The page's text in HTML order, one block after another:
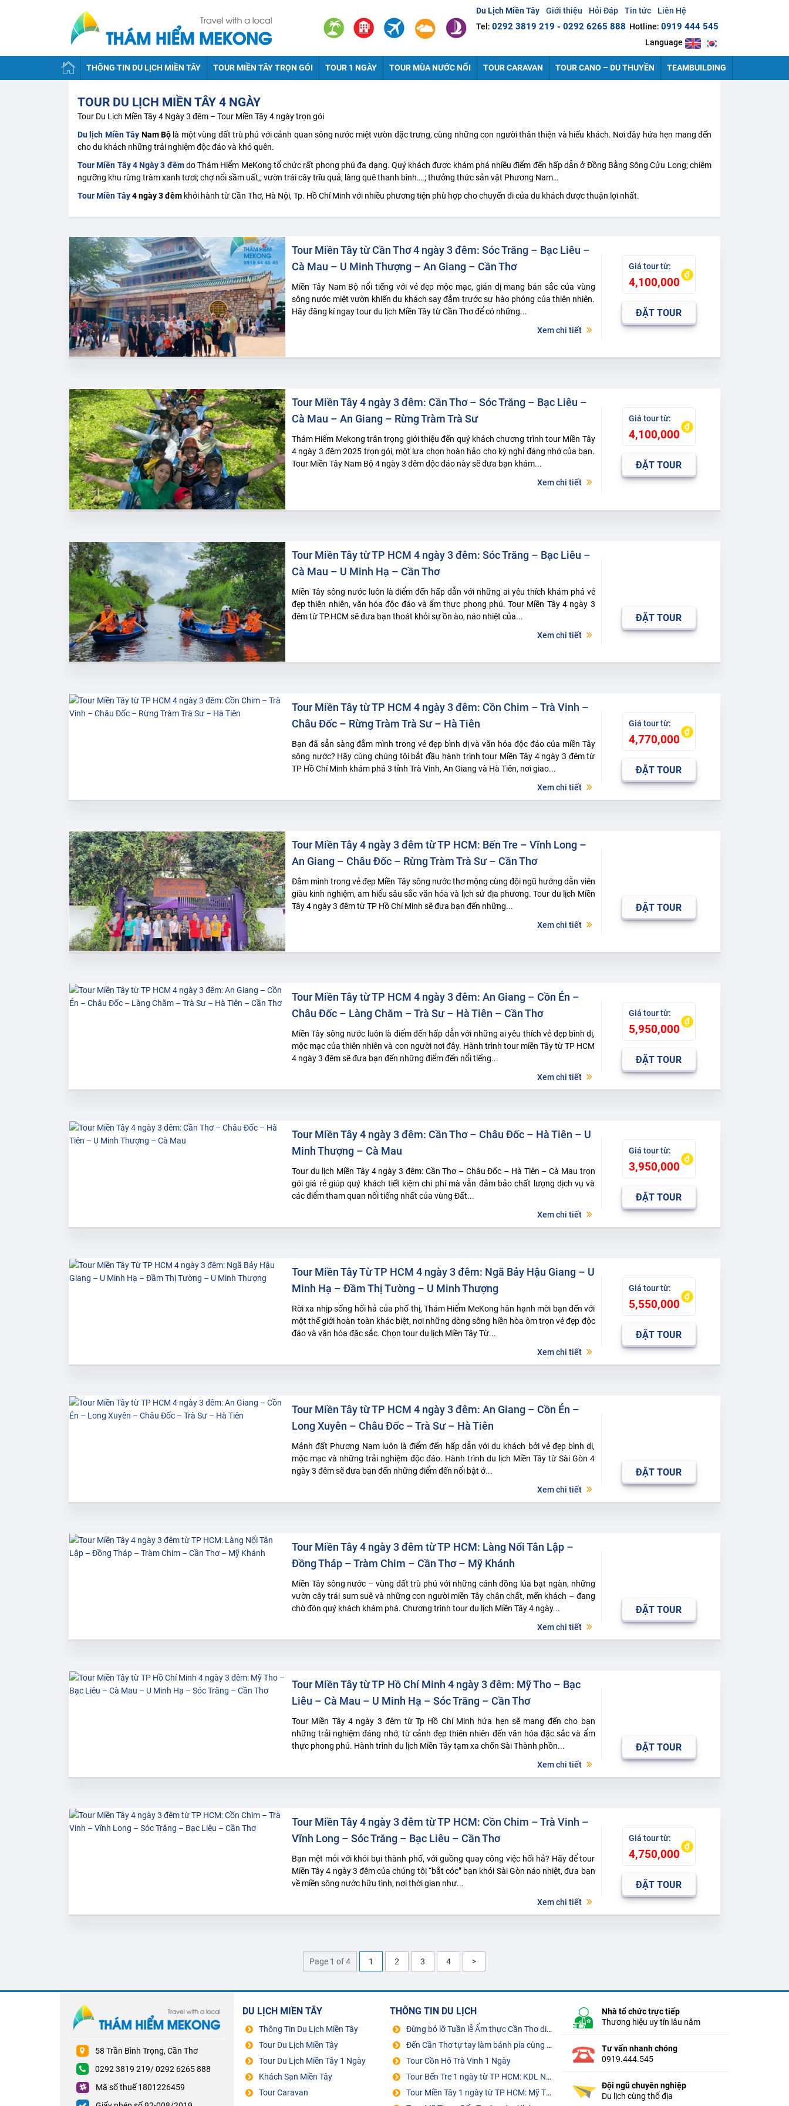
Du Lịch Miền Tây Giới thiệu Hỏi Đáp Tin tức
Liên Hệ
Tel: 0292 3819 219 - 0292 6265 888 Hotline: 0919 444 545
Language
THÔNG TIN DU LỊCH MIỀN TÂY TOUR MIỀN TÂY TRỌN GÓI TOUR 1 NGÀY TOUR MÙA NƯỚC NỔI TOUR CARAVAN TOUR CANO – DU THUYỀN TEAMBUILDING
TOUR DU LỊCH MIỀN TÂY 4 NGÀY
Tour Du Lịch Miền Tây 4 Ngày 3 đêm – Tour Miền Tây 4 ngày trọn gói
Du lịch Miền Tây Nam Bộ là một vùng đất trù phú với cảnh quan sông nước miệt vườn đặc trưng, cùng những con người thân thiện và hiếu khách. Nơi đây hứa hẹn mang đến
cho du khách những trải nghiệm độc đáo và khó quên.
Tour Miền Tây 4 Ngày 3 đêmdo Thám Hiểm MeKong tổ chức rất phong phú đa dạng. Quý khách được khám phá nhiều điểm đến hấp dẫn ở Đồng Bằng Sông Cửu Long; chiêm
ngưỡng khu rừng tràm xanh tươi; chợ nổi sầm uất,; vườn trái cây trĩu quả; làng quê thanh bình….; thưởng thức sản vật Phương Nam…
Tour Miền Tây4 ngày 3 đêm khởi hành từ Cần Thơ, Hà Nội, Tp. Hồ Chí Minh với nhiều phương tiện phù hợp cho chuyến đi của du khách được thuận lợi nhất.
Tour Miền Tây từ Cần Thơ 4 ngày 3 đêm: Sóc Trăng – Bạc Liêu –
Cà Mau – U Minh Thượng – An Giang – Cần Thơ
Miền Tây Nam Bộ nổi tiếng với vẻ đẹp mộc mạc, giản dị mang bản sắc của vùng
sông nước miệt vườn khiến du khách say đắm trước sự hào phóng của thiên nhiên.
Hãy đăng kí ngay tour du lịch Miền Tây từ Cần Thơ để có những...
Xem chi tiết
ĐẶT TOUR
4,100,000
Tour Miền Tây 4 ngày 3 đêm: Cần Thơ – Sóc Trăng – Bạc Liêu –
Cà Mau – An Giang – Rừng Tràm Trà Sư
Thám Hiểm Mekong trân trọng giới thiệu đến quý khách chương trình tour Miền Tây
4 ngày 3 đêm 2025 trọn gói, một lựa chọn hoàn hảo cho kỳ nghỉ đáng nhớ của bạn.
Tour Miền Tây Nam Bộ 4 ngày 3 đêm độc đáo này sẽ đưa bạn khám...
Xem chi tiết
ĐẶT TOUR
4,100,000
Tour Miền Tây từ TP HCM 4 ngày 3 đêm: Sóc Trăng – Bạc Liêu –
Cà Mau – U Minh Hạ – Cần Thơ
Miền Tây sông nước luôn là điểm đến hấp dẫn với những ai yêu thích khám phá vẻ
đẹp thiên nhiên, văn hóa độc đáo và ẩm thực phong phú. Tour Miền Tây 4 ngày 3
đêm từ TP.HCM sẽ đưa bạn thoát khỏi sự ồn ào, náo nhiệt của...
Xem chi tiết
ĐẶT TOUR
Tour Miền Tây từ TP HCM 4 ngày 3 đêm: Cồn Chim – Trà Vinh –
Châu Đốc – Rừng Tràm Trà Sư – Hà Tiên
Bạn đã sẵn sàng đắm mình trong vẻ đẹp bình dị và văn hóa độc đáo của miền Tây
sông nước? Hãy cùng chúng tôi bắt đầu hành trình tour Miền Tây 4 ngày 3 đêm từ
TP Hồ Chí Minh khám phá 3 tỉnh Trà Vinh, An Giang và Hà Tiên, nơi giao...
Xem chi tiết
ĐẶT TOUR
4,770,000
Tour Miền Tây 4 ngày 3 đêm từ TP HCM: Bến Tre – Vĩnh Long –
An Giang – Châu Đốc – Rừng Tràm Trà Sư – Cần Thơ
Đắm mình trong vẻ đẹp Miền Tây sông nước thơ mộng cùng đội ngũ hướng dẫn viên
giàu kinh nghiệm, am hiểu sâu sắc văn hóa và lịch sử địa phương. Tour du lịch Miền
Tây 4 ngày 3 đêm từ TP Hồ Chí Minh sẽ đưa bạn đến những...
Xem chi tiết
ĐẶT TOUR
Tour Miền Tây từ TP HCM 4 ngày 3 đêm: An Giang – Cồn Én –
Châu Đốc – Làng Chăm – Trà Sư – Hà Tiên – Cần Thơ
Miền Tây sông nước luôn là điểm đến hấp dẫn với những ai yêu thích vẻ đẹp bình dị,
mộc mạc của thiên nhiên và con người nơi đây. Hành trình tour miền Tây từ TP HCM
4 ngày 3 đêm sẽ đưa bạn đến những điểm đến nổi tiếng...
Xem chi tiết
ĐẶT TOUR
5,950,000
Tour Miền Tây 4 ngày 3 đêm: Cần Thơ – Châu Đốc – Hà Tiên – U
Minh Thượng – Cà Mau
Tour du lịch Miền Tây 4 ngày 3 đêm: Cần Thơ – Châu Đốc – Hà Tiên – Cà Mau trọn
gói giá rẻ giúp quý khách tiết kiệm chi phí mà vẫn đảm bảo chất lượng dịch vụ và
các điểm tham quan nổi tiếng nhất của vùng Đất...
Xem chi tiết
ĐẶT TOUR
3,950,000
Tour Miền Tây Từ TP HCM 4 ngày 3 đêm: Ngã Bảy Hậu Giang – U
Minh Hạ – Đầm Thị Tường – U Minh Thượng
Rời xa nhịp sống hối hả của phố thị, Thám Hiểm MeKong hân hạnh mời bạn đến với
một thế giới hoàn toàn khác biệt, nơi những dòng sông hiền hòa ôm trọn vẻ đẹp độc
đáo và văn hóa đặc sắc. Chọn tour du lịch Miền Tây Từ...
Xem chi tiết
ĐẶT TOUR
5,550,000
Tour Miền Tây từ TP HCM 4 ngày 3 đêm: An Giang – Cồn Én –
Long Xuyên – Châu Đốc – Trà Sư – Hà Tiên
Mảnh đất Phương Nam luôn là điểm đến hấp dẫn với du khách bởi vẻ đẹp bình dị,
mộc mạc và những trải nghiệm độc đáo. Hành trình du lịch Miền Tây từ Sài Gòn 4
ngày 3 đêm sẽ đưa bạn đến những điểm đến nổi bật ở...
Xem chi tiết
ĐẶT TOUR
Tour Miền Tây 4 ngày 3 đêm từ TP HCM: Làng Nổi Tân Lập –
Đồng Tháp – Tràm Chim – Cần Thơ – Mỹ Khánh
Miền Tây sông nước – vùng đất trù phú với những cánh đồng lúa bạt ngàn, những
vườn cây trái sum suê và những con người miền Tây chân chất, mến khách – đang
chờ đón quý khách khám phá. Chương trình tour du lịch Miền Tây 4 ngày...
Xem chi tiết
ĐẶT TOUR
Tour Miền Tây từ TP Hồ Chí Minh 4 ngày 3 đêm: Mỹ Tho – Bạc
Liêu – Cà Mau – U Minh Hạ – Sóc Trăng – Cần Thơ
Tour Miền Tây 4 ngày 3 đêm từ Tp Hồ Chí Minh hứa hẹn sẽ mang đến cho bạn
những trải nghiệm đáng nhớ, từ cảnh đẹp thiên nhiên đến văn hóa đặc sắc và ẩm
thực phong phú. Hành trình du lịch Miền Tây tạm xa chốn Sài Thành phồn...
Xem chi tiết
ĐẶT TOUR
Tour Miền Tây 4 ngày 3 đêm từ TP HCM: Cồn Chim – Trà Vinh –
Vĩnh Long – Sóc Trăng – Bạc Liêu – Cần Thơ
Bạn mệt mỏi với khói bụi thành phố, với guồng quay công việc hối hả? Hãy để tour
Miền Tây 4 ngày 3 đêm của chúng tôi “bắt cóc” bạn khỏi Sài Gòn náo nhiệt, đưa bạn
về miền sông nước hữu tình, nơi thời gian như...
Xem chi tiết
ĐẶT TOUR
4,750,000
Page 1 of 4 1 2 3 4 >
58 Trần Bình Trọng, Cần Thơ
0292 3819 219/ 0292 6265 888
Mã số thuế 1801226459
DU LỊCH MIỀN TÂY
Thông Tin Du Lịch Miền Tây
Tour Du Lịch Miền Tây
Tour Du Lịch Miền Tây 1 Ngày
Khách Sạn Miền Tây
Tour Caravan
THÔNG TIN DU LỊCH
Đừng bỏ lỡ Tuần lễ Ẩm thực Cần Thơ diễn ra từ ngày 28/8
Đến Cần Thơ tự tay làm bánh pía cùng nghệ nhân Miền Tây
Tour Cồn Hô Trà Vinh 1 Ngày
Tour Bến Tre 1 ngày từ TP HCM: KDL Người Giữ Rừng – Sân Chim Vàm Hồ
Tour Miền Tây 1 ngày từ TP HCM: Mỹ Tho – Bến Tre – Tứ Linh Cồn
Nhà tổ chức trực tiếp
Thương hiệu uy tín lâu năm
Tư vấn nhanh chóng
0919.444.545
Đội ngũ chuyên nghiệp
Du lịch cùng thổ địa